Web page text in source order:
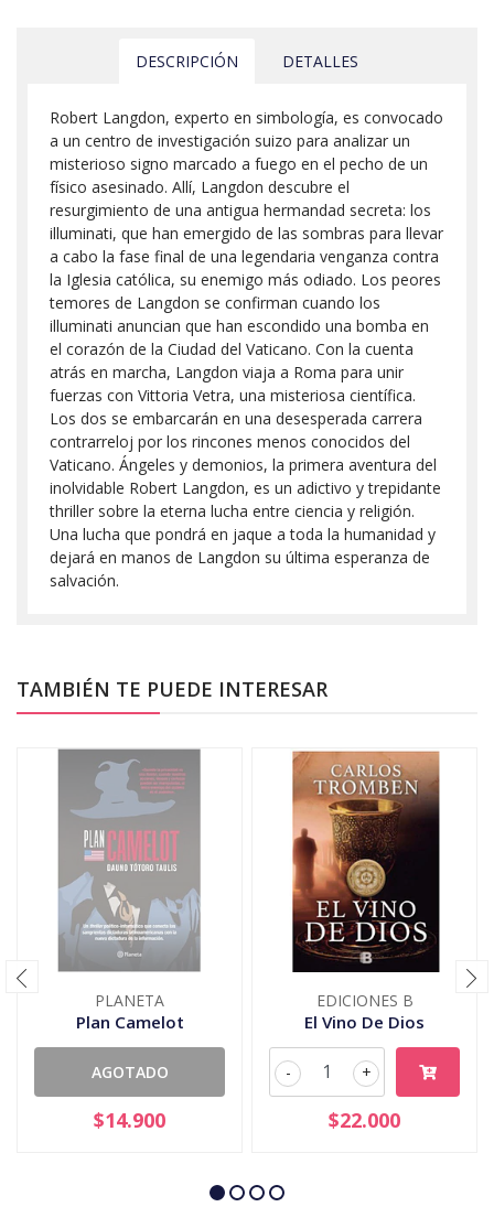
DESCRIPCIÓN DETALLES
Robert Langdon, experto en simbología, es convocado
a un centro de investigación suizo para analizar un
misterioso signo marcado a fuego en el pecho de un
físico asesinado. Allí, Langdon descubre el
resurgimiento de una antigua hermandad secreta: los
illuminati, que han emergido de las sombras para llevar
a cabo la fase final de una legendaria venganza contra
la Iglesia católica, su enemigo más odiado. Los peores
temores de Langdon se confirman cuando los
illuminati anuncian que han escondido una bomba en
el corazón de la Ciudad del Vaticano. Con la cuenta
atrás en marcha, Langdon viaja a Roma para unir
fuerzas con Vittoria Vetra, una misteriosa científica.
Los dos se embarcarán en una desesperada carrera
contrarreloj por los rincones menos conocidos del
Vaticano. Ángeles y demonios, la primera aventura del
inolvidable Robert Langdon, es un adictivo y trepidante
thriller sobre la eterna lucha entre ciencia y religión.
Una lucha que pondrá en jaque a toda la humanidad y
dejará en manos de Langdon su última esperanza de
salvación.
TAMBIÉN TE PUEDE INTERESAR
PLANETA
Plan Camelot
AGOTADO
$14.900
EDICIONES B
El Vino De Dios
+
-
$22.000